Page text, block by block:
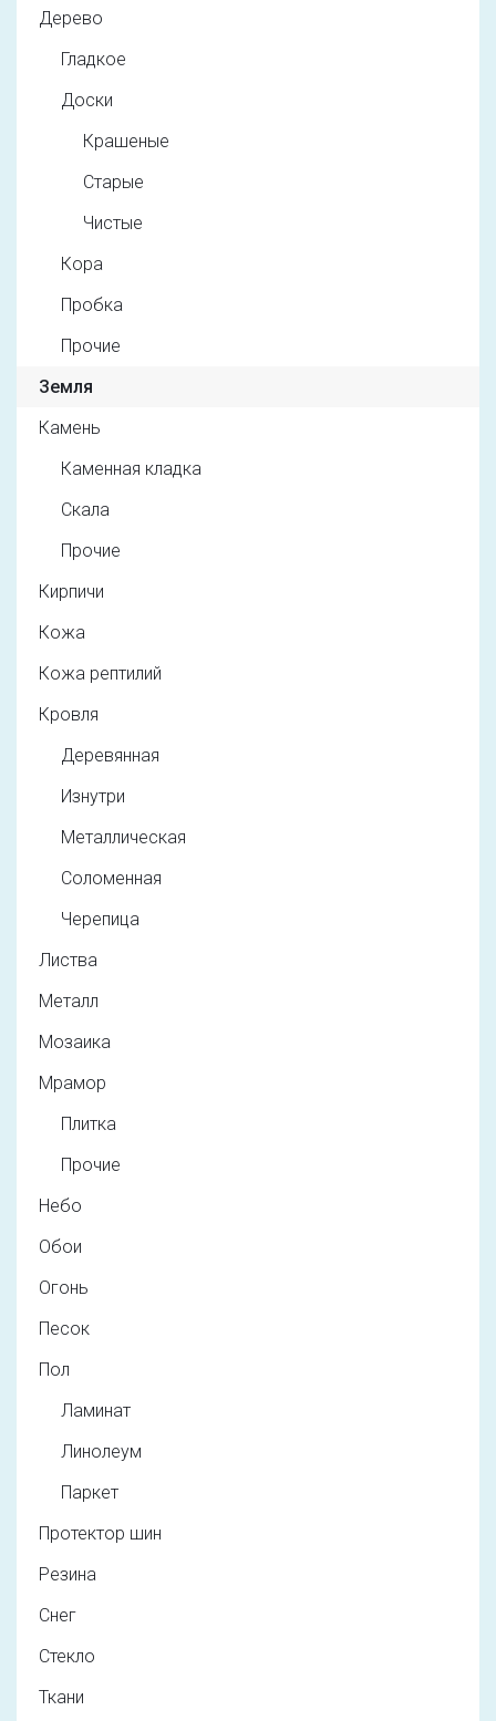
Дерево
Гладкое
Доски
Крашеные
Старые
Чистые
Кора
Пробка
Прочие
Земля
Камень
Каменная кладка
Скала
Прочие
Кирпичи
Кожа
Кожа рептилий
Кровля
Деревянная
Изнутри
Металлическая
Соломенная
Черепица
Листва
Металл
Мозаика
Мрамор
Плитка
Прочие
Небо
Обои
Огонь
Песок
Пол
Ламинат
Линолеум
Паркет
Протектор шин
Резина
Снег
Стекло
Ткани